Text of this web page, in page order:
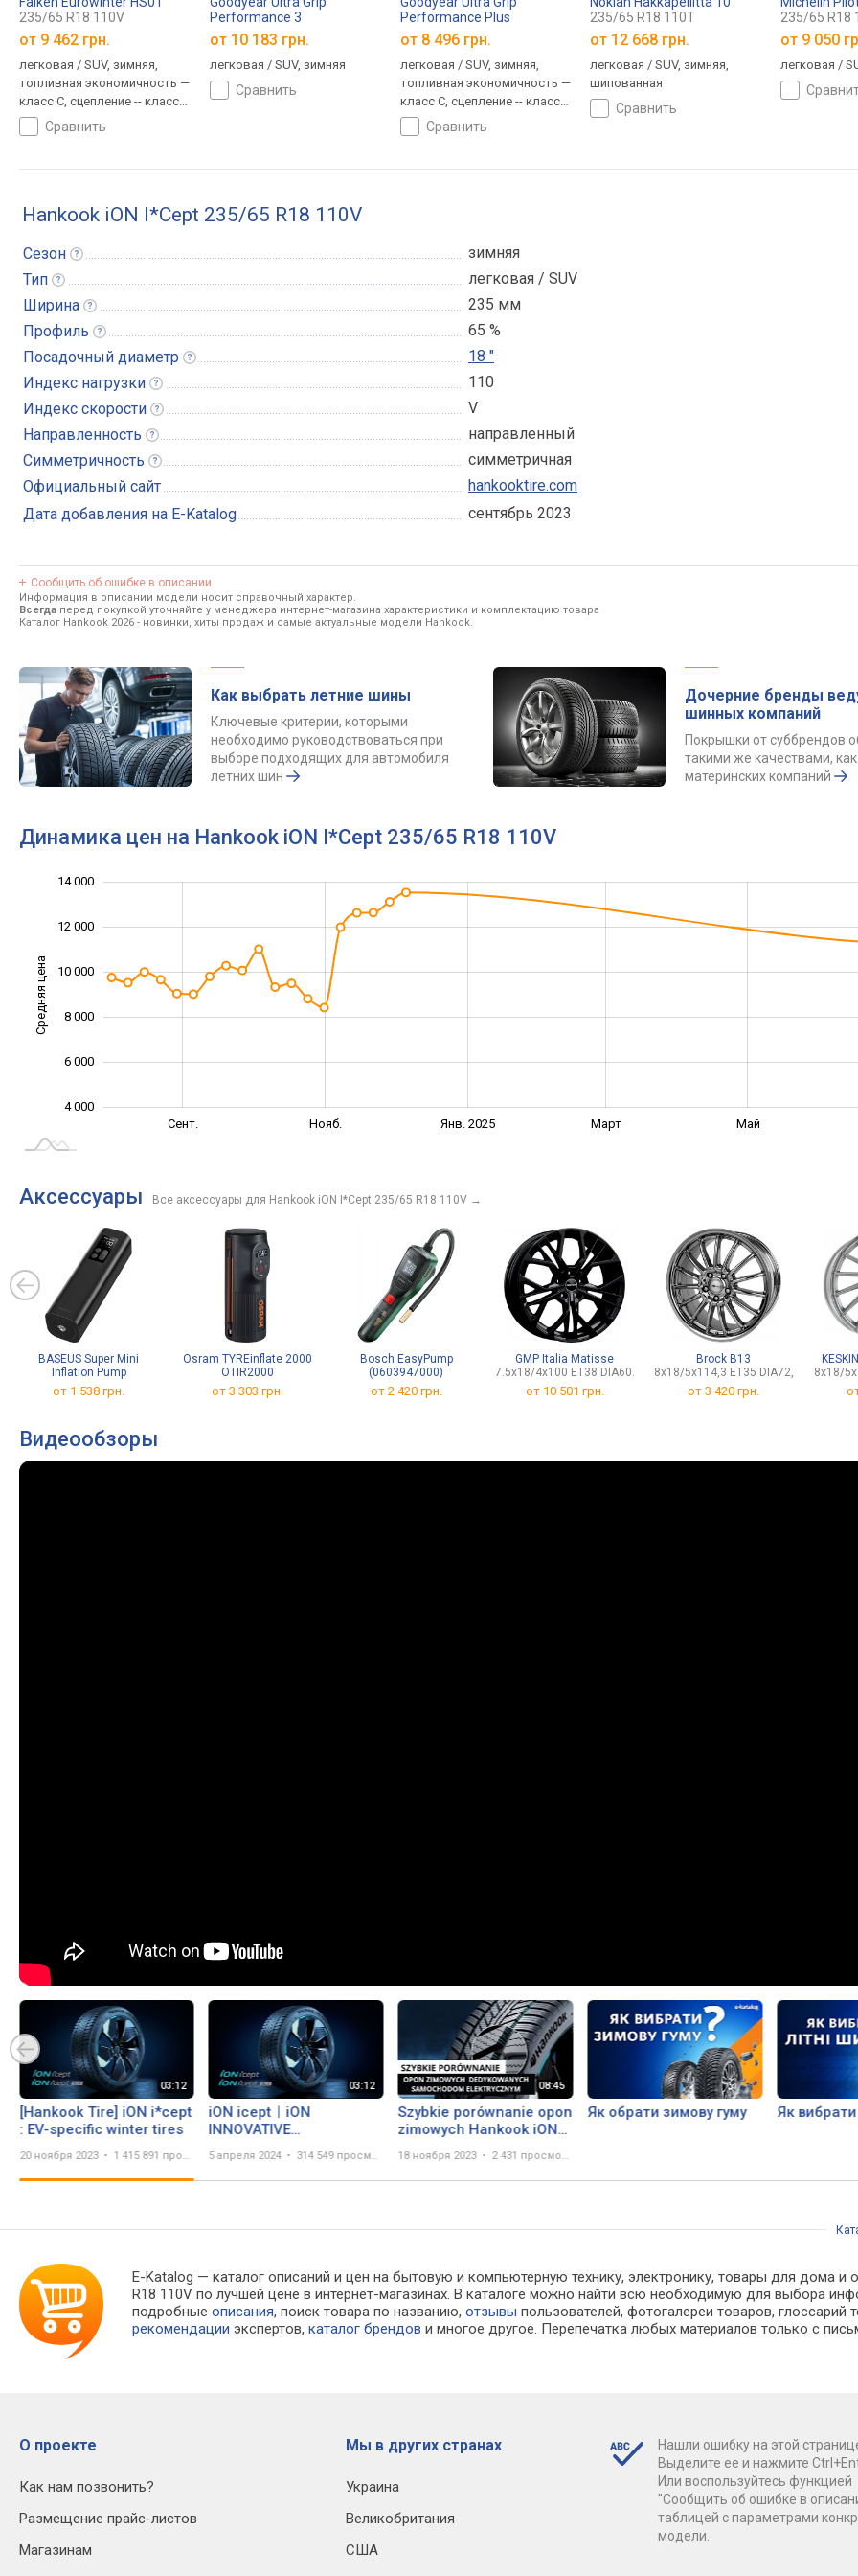
235/65 R18 110V
от 9 462 грн.
легковая / SUV, зимняя,
топливная экономичность —
класс C, сцепление -- класс
B, шум 71 дБ
сравнить
Performance 3
235/65 R18 110V
от 10 183 грн.
легковая / SUV, зимняя
сравнить
Performance Plus
235/65 R18 110V
от 8 496 грн.
легковая / SUV, зимняя,
топливная экономичность —
класс C, сцепление -- класс
C, шум 72 дБ
сравнить
235/65 R18 110T
от 12 668 грн.
легковая / SUV, зимняя,
шипованная
сравнить
235/65 R18
от 9 050
легковая /
Hankook iON I*Cept 235/65 R18 110V
Сезон
зимняя
Тип
легковая / SUV
Ширина
235 мм
Профиль
65 %
Посадочный диаметр
18 "
Индекс нагрузки
110
Индекс скорости
V
Направленность
направленный
Симметричность
симметричная
Официальный сайт
hankooktire.com
Дата добавления на E-Katalog
сентябрь 2023
Сообщить об ошибке в описании
Информация в описании модели носит справочный характер.
Всегда перед покупкой уточняйте у менеджера интернет-магазина характеристики и комплектацию товара
Каталог Hankook 2026 - новинки, хиты продаж и самые актуальные модели Hankook.
Как выбрать летние шины
Ключевые критерии, которыми
необходимо руководствоваться при
выборе подходящих для автомобиля
летних шин
Дочерние бренды
шинных компаний
Покрышки от суббрендов
такими же качествами,
материнских компаний
Динамика цен на Hankook iON I*Cept 235/65 R18 110V
Средняя цена
4 000
6 000
8 000
10 000
12 000
14 000
Сент. Нояб. Янв. 2025 Март Май
Аксессуары Все аксессуары для Hankook iON I*Cept 235/65 R18 110V →
BASEUS Super Mini
Inflation Pump
от 1 538 грн.
Osram TYREinflate 2000
OTIR2000
от 3 303 грн.
Bosch EasyPump
(0603947000)
от 2 420 грн.
GMP Italia Matisse
7.5x18/4x100 ET38 DIA60.1
от 10 501 грн.
Brock B13
8x18/5x114,3 ET35 DIA72,6
от 3 420 грн.
8x18/
Видеообзоры
[Hankook Tire] iON i*cept
: EV-specific winter tires
20 ноября 2023 1 415 891 просмотр
iON iceptㅣiON
INNOVATIVE
HankookTire
5 апреля 2024 314 549 просмотров
Szybkie porównanie opon
zimowych Hankook iON
18 ноября 2023 2 431 просмотр
Як обрати зимову гуму Як вибрати
E-Katalog — каталог описаний и цен на бытовую и компьютерную технику, электронику, товары для дома
R18 110V по лучшей цене в интернет-магазинах. В каталоге можно найти всю необходимую для выбора
подробныеописания, поиск товара по названию,отзывы пользователей, фотогалереи товаров,
рекомендации экспертов,каталог брендов и многое другое. Перепечатка любых материалов только с
О проекте
Как нам позвонить?
Размещение прайс-листов
Магазинам
Мы в других странах
Украина
Великобритания
США
Нашли ошибку на этой
Выделите ее и нажмите
Или воспользуйтесь функцией
"Сообщить об ошибке в
таблицей с параметрами
модели.